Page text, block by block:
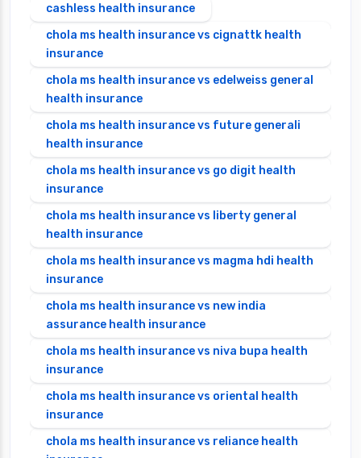
cashless health insurance
chola ms health insurance vs cignattk health
insurance
chola ms health insurance vs edelweiss general
health insurance
chola ms health insurance vs future generali
health insurance
chola ms health insurance vs go digit health
insurance
chola ms health insurance vs liberty general
health insurance
chola ms health insurance vs magma hdi health
insurance
chola ms health insurance vs new india
assurance health insurance
chola ms health insurance vs niva bupa health
insurance
chola ms health insurance vs oriental health
insurance
chola ms health insurance vs reliance health